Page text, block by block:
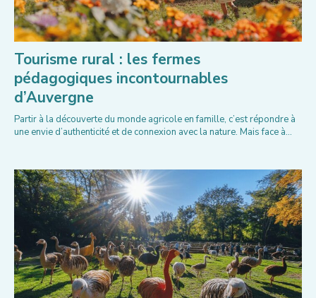
Tourisme rural : les fermes
pédagogiques incontournables
d’Auvergne
Partir à la découverte du monde agricole en famille, c’est répondre à
une envie d’authenticité et de connexion avec la nature. Mais face à...